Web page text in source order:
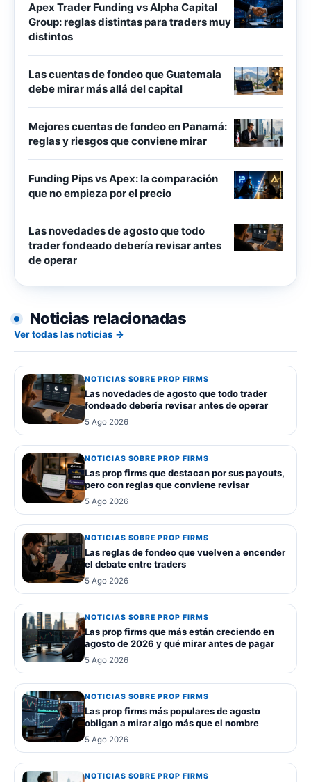
Apex Trader Funding vs Alpha Capital
Group: reglas distintas para traders muy
distintos
Las cuentas de fondeo que Guatemala
debe mirar más allá del capital
Mejores cuentas de fondeo en Panamá:
reglas y riesgos que conviene mirar
Funding Pips vs Apex: la comparación
que no empieza por el precio
Las novedades de agosto que todo
trader fondeado debería revisar antes
de operar
Noticias relacionadas
Ver todas las noticias →
NOTICIAS SOBRE PROP FIRMS
Las novedades de agosto que todo trader
fondeado debería revisar antes de operar
5 Ago 2026
NOTICIAS SOBRE PROP FIRMS
Las prop firms que destacan por sus payouts,
pero con reglas que conviene revisar
5 Ago 2026
NOTICIAS SOBRE PROP FIRMS
Las reglas de fondeo que vuelven a encender
el debate entre traders
5 Ago 2026
NOTICIAS SOBRE PROP FIRMS
Las prop firms que más están creciendo en
agosto de 2026 y qué mirar antes de pagar
5 Ago 2026
NOTICIAS SOBRE PROP FIRMS
Las prop firms más populares de agosto
obligan a mirar algo más que el nombre
5 Ago 2026
NOTICIAS SOBRE PROP FIRMS